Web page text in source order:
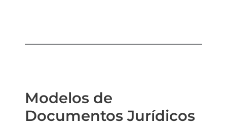
Modelos de
Documentos Jurídicos